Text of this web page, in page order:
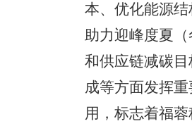
本、优化能源结
助力迎峰度夏（
和供应链减碳目
成等方面发挥
用，标志着福蓉